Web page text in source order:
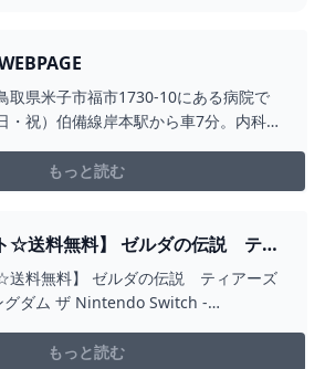
取県米子市福市1730-10にある病院で
・祝）伯備線岸本駅から車7分。内科、
もっと読む
☆送料無料】 ゼルダの伝説 ティ
オブ キングダム ザ NINTENDO
☆送料無料】 ゼルダの伝説 ティアーズ
ダム ザ Nintendo Switch -
もっと読む